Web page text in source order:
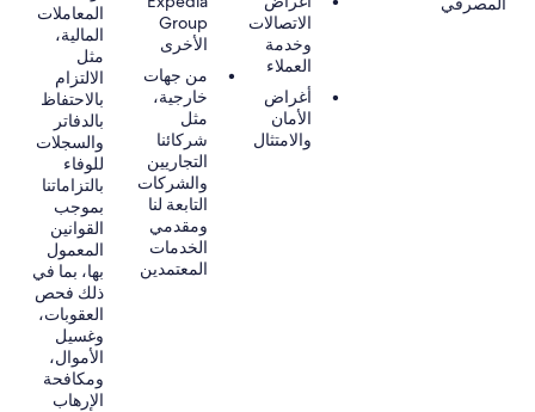
الاتصالات
وخدمة
العملاء
أغراض
الأمان
والامتثال
Group
الأخرى
من جهات
خارجية،
مثل
شركائنا
التجاريين
والشركات
التابعة لنا
ومقدمي
الخدمات
المعتمدين
المعاملات
المالية،
مثل
الالتزام
بالاحتفاظ
بالدفاتر
والسجلات
للوفاء
بالتزاماتنا
بموجب
القوانين
المعمول
بها، بما في
ذلك فحص
العقوبات،
وغسيل
الأموال،
ومكافحة
الإرهاب